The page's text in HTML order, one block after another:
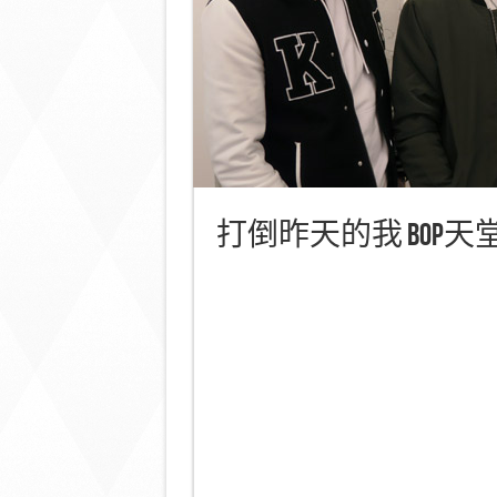
打倒昨天的我 BOP天